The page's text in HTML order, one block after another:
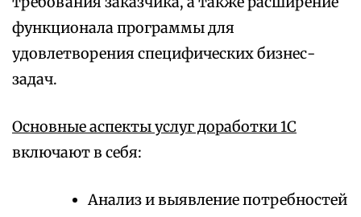
функционала программы для
удовлетворения специфических бизнес-
задач.
Основные аспекты услуг доработки 1С
включают в себя:
Анализ и выявление потребностей